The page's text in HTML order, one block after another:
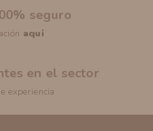
seguro
aquí
en el sector
experiencia